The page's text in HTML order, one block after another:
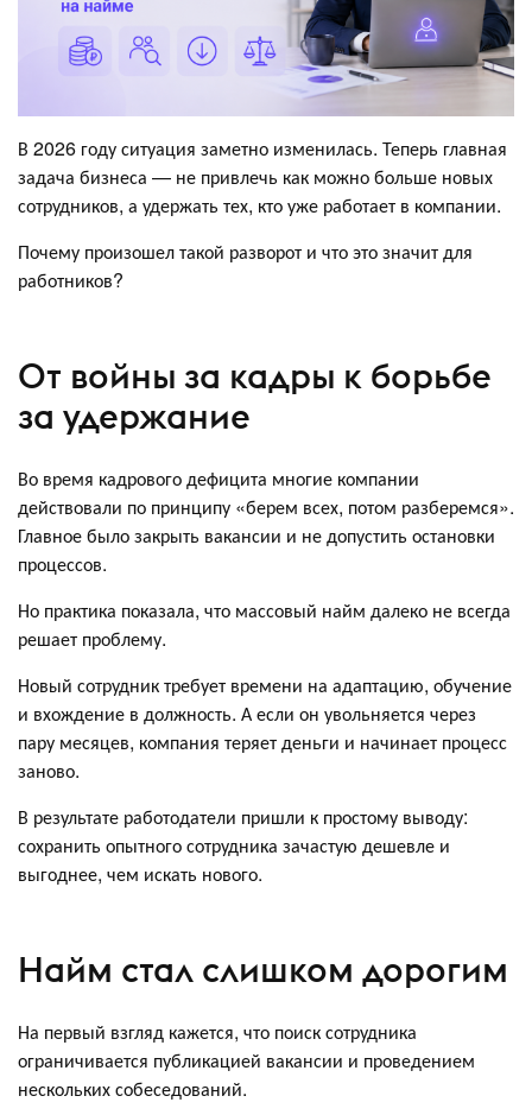
В 2026 году ситуация заметно изменилась. Теперь главная
задача бизнеса — не привлечь как можно больше новых
сотрудников, а удержать тех, кто уже работает в компании.
Почему произошел такой разворот и что это значит для
работников?
От войны за кадры к борьбе
за удержание
Во время кадрового дефицита многие компании
действовали по принципу «берем всех, потом разберемся».
Главное было закрыть вакансии и не допустить остановки
процессов.
Но практика показала, что массовый найм далеко не всегда
решает проблему.
Новый сотрудник требует времени на адаптацию, обучение
и вхождение в должность. А если он увольняется через
пару месяцев, компания теряет деньги и начинает процесс
заново.
В результате работодатели пришли к простому выводу:
сохранить опытного сотрудника зачастую дешевле и
выгоднее, чем искать нового.
Найм стал слишком дорогим
На первый взгляд кажется, что поиск сотрудника
ограничивается публикацией вакансии и проведением
нескольких собеседований.